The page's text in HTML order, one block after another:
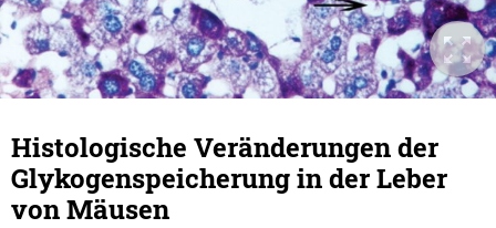
Histologische Veränderungen der
Glykogenspeicherung in der Leber
von Mäusen